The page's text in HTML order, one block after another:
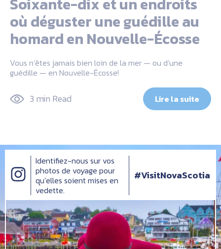
où déguster une guédille au
homard en Nouvelle-Écosse
Vous n’êtes jamais bien loin de la mer — ou d’une
guédille — en Nouvelle-Écosse!
3 min Read Lire la suite
Identifiez-nous sur vos
photos de voyage pour
qu’elles soient mises en
vedette.
#VisitNovaScotia